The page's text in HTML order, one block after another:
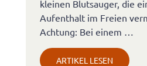
kleinen Blutsauger, die
Aufenthalt im Freien
Achtung: Bei einem …
ARTIKEL LESEN